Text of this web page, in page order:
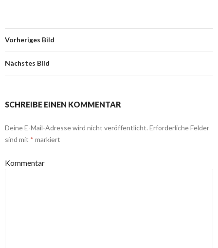
Vorheriges Bild
Nächstes Bild
SCHREIBE EINEN KOMMENTAR
Deine E-Mail-Adresse wird nicht veröffentlicht. Erforderliche Felder
sind mit * markiert
Kommentar